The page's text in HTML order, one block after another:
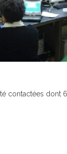
contactées dont